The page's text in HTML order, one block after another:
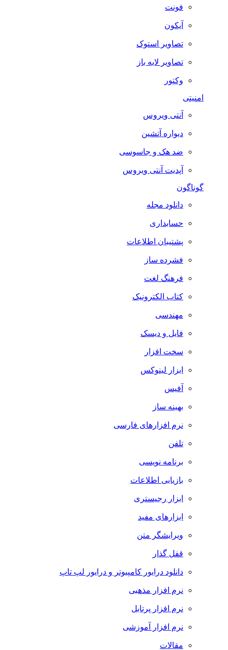
فونت
آیکون
تصاویر استوک
تصاویر لایه باز
وکتور
امنیتی
آنتی ویروس
دیواره آتشین
ضد هک و جاسوسی
آپدیت آنتی ویروس
گوناگون
دانلود مجله
حسابداری
پشتیبان اطلاعات
فشرده ساز
فرهنگ لغت
کتاب الکترونیک
مهندسی
فایل و دیسک
سخت افزار
ابزار لینوکس
آفیس
بهینه ساز
نرم افزارهای فارسی
تلفن
برنامه نویسی
بازیابی اطلاعات
ابزار رجیستری
ابزارهای مفید
ویرایشگر متن
قفل گذار
دانلود درایور کامپیوتر و درایور لپ تاپ
نرم افزار مذهبی
نرم افزار پرتابل
نرم افزار آموزشی
مقالات